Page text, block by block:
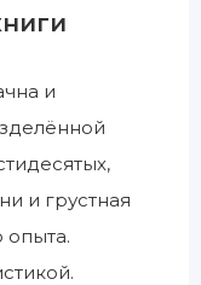
и
и грустная